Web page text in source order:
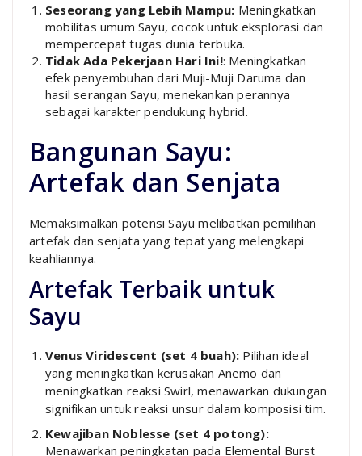
Seseorang yang Lebih Mampu: Meningkatkan
mobilitas umum Sayu, cocok untuk eksplorasi dan
mempercepat tugas dunia terbuka.
Tidak Ada Pekerjaan Hari Ini!: Meningkatkan
efek penyembuhan dari Muji-Muji Daruma dan
hasil serangan Sayu, menekankan perannya
sebagai karakter pendukung hybrid.
Bangunan Sayu:
Artefak dan Senjata
Memaksimalkan potensi Sayu melibatkan pemilihan
artefak dan senjata yang tepat yang melengkapi
keahliannya.
Artefak Terbaik untuk
Sayu
Venus Viridescent (set 4 buah): Pilihan ideal
yang meningkatkan kerusakan Anemo dan
meningkatkan reaksi Swirl, menawarkan dukungan
signifikan untuk reaksi unsur dalam komposisi tim.
Kewajiban Noblesse (set 4 potong):
Menawarkan peningkatan pada Elemental Burst